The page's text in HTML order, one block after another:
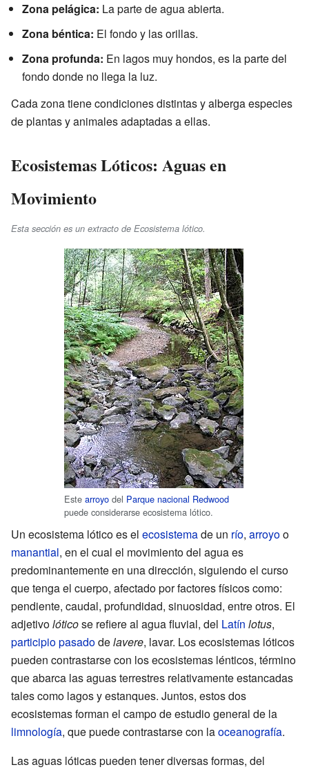
Zona pelágica: La parte de agua abierta.
Zona béntica: El fondo y las orillas.
Zona profunda: En lagos muy hondos, es la parte del
fondo donde no llega la luz.
Cada zona tiene condiciones distintas y alberga especies
de plantas y animales adaptadas a ellas.
Ecosistemas Lóticos: Aguas en
Movimiento
Esta sección es un extracto de Ecosistema lótico.
Este arroyo del Parque nacional Redwood
puede considerarse ecosistema lótico.
Un ecosistema lótico es el ecosistemade un río, arroyoo
manantial, en el cual el movimiento del agua es
predominantemente en una dirección, siguiendo el curso
que tenga el cuerpo, afectado por factores físicos como:
pendiente, caudal, profundidad, sinuosidad, entre otros. El
adjetivolóticose refiere al agua fluvial, del Latín lotus,
participio pasadodelavere, lavar. Los ecosistemas lóticos
pueden contrastarse con los ecosistemas lénticos, término
que abarca las aguas terrestres relativamente estancadas
tales como lagos y estanques. Juntos, estos dos
ecosistemas forman el campo de estudio general de la
limnología, que puede contrastarse con laoceanografía.
Las aguas lóticas pueden tener diversas formas, del